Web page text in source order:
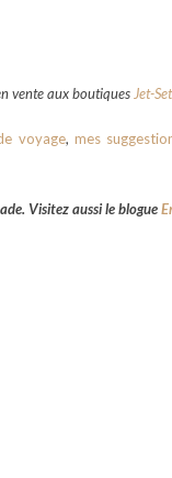
vente aux boutiques Jet-
voyage,mes
Visitez aussi le blogue